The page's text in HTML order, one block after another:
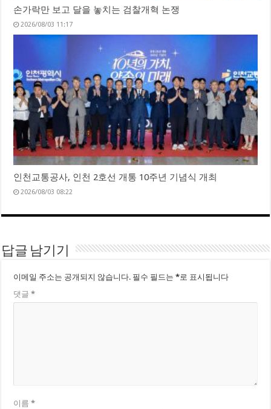
손가락만 보고 달을 놓치는 검찰개혁 논쟁
2026/08/03 11:17
인천교통공사, 인천 2호선 개통 10주년 기념식 개최
2026/08/03 08:22
답글 남기기
이메일 주소는 공개되지 않습니다. 필수 필드는*로 표시됩니다
댓글*
이름*